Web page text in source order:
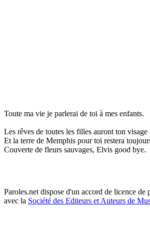
Toute ma vie je parlerai de toi à mes enfants.
Les rêves de toutes les filles auront ton visage
Et la terre de Memphis pour toi restera
Couverte de fleurs sauvages, Elvis good bye.
Paroles.net dispose d'un accord de licence de
avec la Société des Editeurs et Auteurs de